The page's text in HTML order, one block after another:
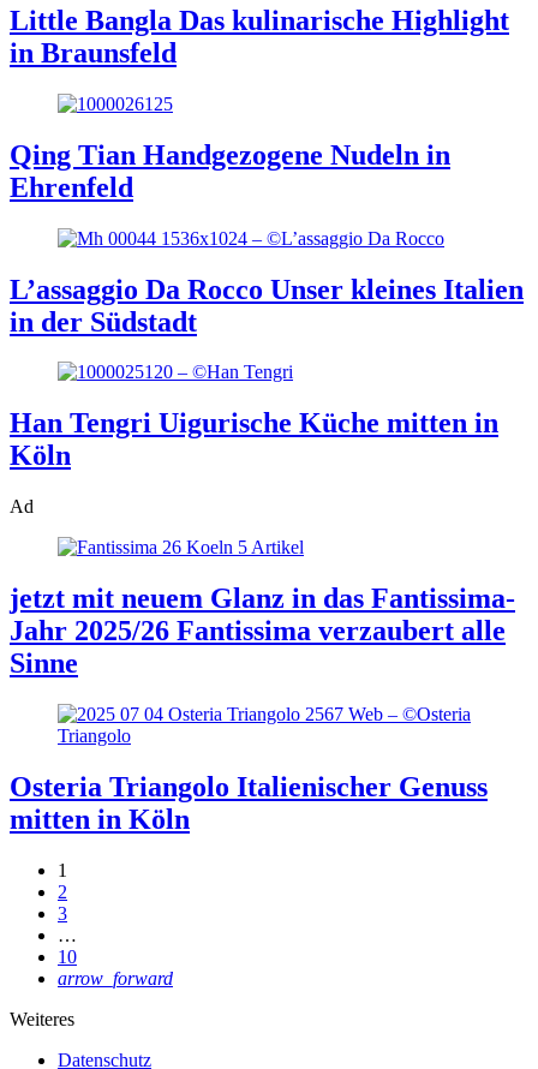
Little Bangla Das kulinarische Highlight
in Braunsfeld
Qing Tian Handgezogene Nudeln in
Ehrenfeld
L’assaggio Da Rocco Unser kleines Italien
in der Südstadt
Han Tengri Uigurische Küche mitten in
Köln
Ad
jetzt mit neuem Glanz in das Fantissima-
Jahr 2025/26 Fantissima verzaubert alle
Sinne
Osteria Triangolo Italienischer Genuss
mitten in Köln
1
2
3
…
10
arrow_forward
Weiteres
Datenschutz